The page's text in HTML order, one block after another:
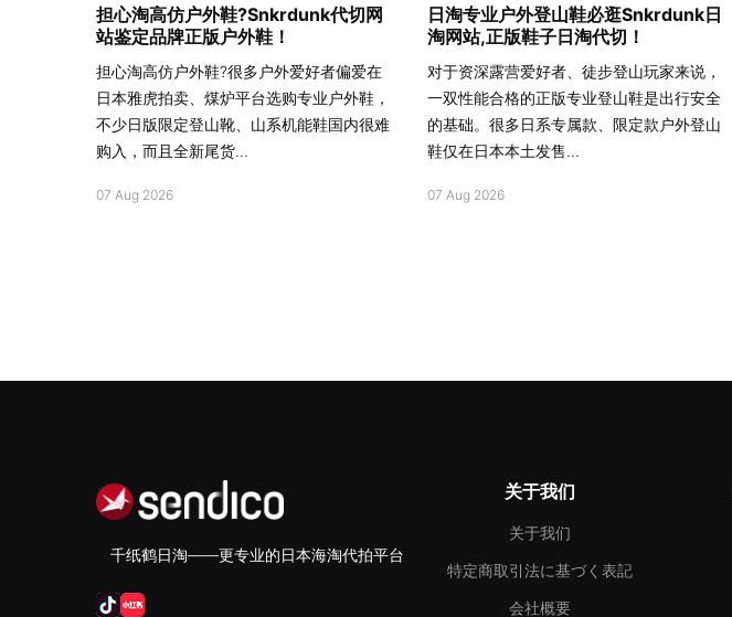
担心淘高仿户外鞋?Snkrdunk代切网
站鉴定品牌正版户外鞋！
担心淘高仿户外鞋?很多户外爱好者偏爱在
日本雅虎拍卖、煤炉平台选购专业户外鞋，
不少日版限定登山靴、山系机能鞋国内很难
购入，而且全新尾货...
07 Aug 2026
日淘专业户外登山鞋必逛Snkrdunk日
淘网站,正版鞋子日淘代切！
对于资深露营爱好者、徒步登山玩家来说，
一双性能合格的正版专业登山鞋是出行安全
的基础。很多日系专属款、限定款户外登山
鞋仅在日本本土发售...
07 Aug 2026
千纸鹤日淘——更专业的日本海淘代拍平台
关于我们
关于我们
特定商取引法に基づく表記
会社概要